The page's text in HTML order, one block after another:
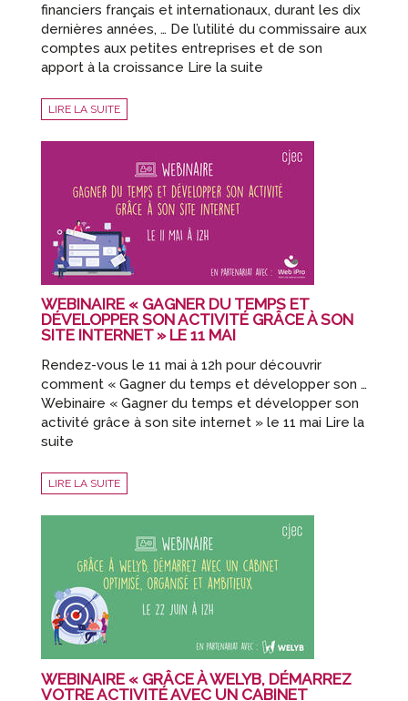
financiers français et internationaux, durant les dix
dernières années, … De l’utilité du commissaire aux
comptes aux petites entreprises et de son
apport à la croissance Lire la suite
LIRE LA SUITE
WEBINAIRE « GAGNER DU TEMPS ET
DÉVELOPPER SON ACTIVITÉ GRÂCE À SON
SITE INTERNET » LE 11 MAI
Rendez-vous le 11 mai à 12h pour découvrir
comment « Gagner du temps et développer son …
Webinaire « Gagner du temps et développer son
activité grâce à son site internet » le 11 mai Lire la
suite
LIRE LA SUITE
WEBINAIRE « GRÂCE À WELYB, DÉMARREZ
VOTRE ACTIVITÉ AVEC UN CABINET